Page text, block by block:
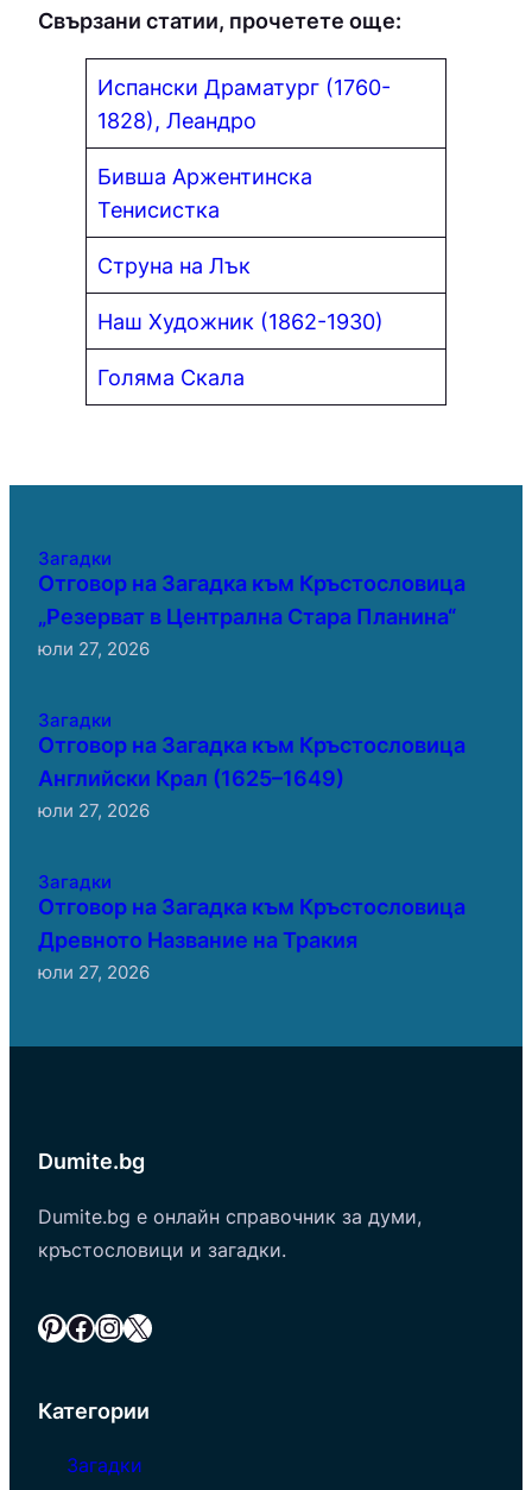
Свързани статии, прочетете още:
Испански Драматург (1760-
1828), Леандро
Бивша Аржентинска
Тенисистка
Струна на Лък
Наш Художник (1862-1930)
Голяма Скала
Загадки
Отговор на Загадка към Кръстословица
„Резерват в Централна Стара Планина“
юли 27, 2026
Загадки
Отговор на Загадка към Кръстословица
Английски Крал (1625–1649)
юли 27, 2026
Загадки
Отговор на Загадка към Кръстословица
Древното Название на Тракия
юли 27, 2026
Dumite.bg
Dumite.bg е онлайн справочник за думи,
кръстословици и загадки.
Pinterest Facebook InstagramX
Категории
Загадки